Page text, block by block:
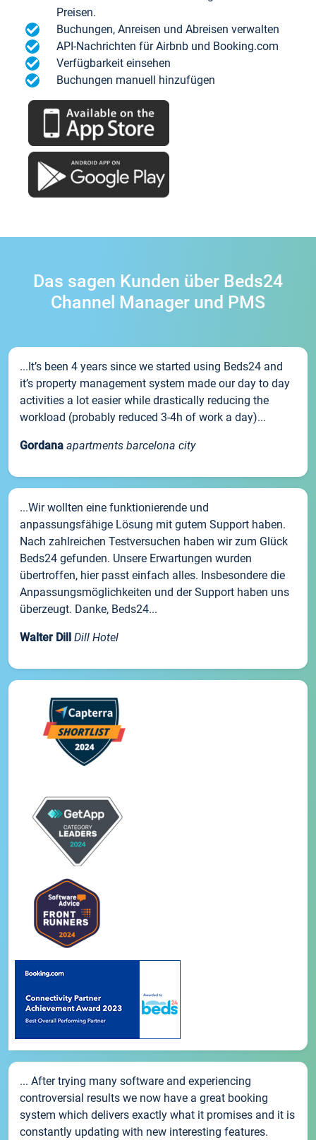
Preisen.
Buchungen, Anreisen und Abreisen verwalten
API-Nachrichten für Airbnb und Booking.com
Verfügbarkeit einsehen
Buchungen manuell hinzufügen
Das sagen Kunden über Beds24
Channel Manager und PMS
...It’s been 4 years since we started using Beds24 and
it’s property management system made our day to day
activities a lot easier while drastically reducing the
workload (probably reduced 3-4h of work a day)...
Gordana apartments barcelona city
...Wir wollten eine funktionierende und
anpassungsfähige Lösung mit gutem Support haben.
Nach zahlreichen Testversuchen haben wir zum Glück
Beds24 gefunden. Unsere Erwartungen wurden
übertroffen, hier passt einfach alles. Insbesondere die
Anpassungsmöglichkeiten und der Support haben uns
überzeugt. Danke, Beds24...
Walter Dill Dill Hotel
... After trying many software and experiencing
controversial results we now have a great booking
system which delivers exactly what it promises and it is
constantly updating with new interesting features.